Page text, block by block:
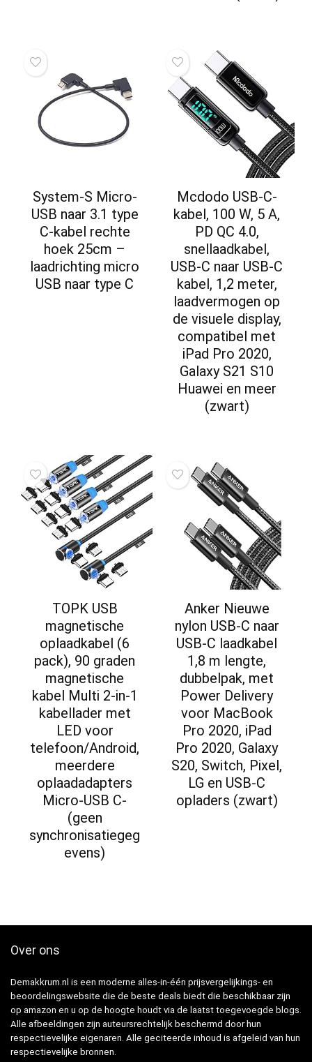
System-S Micro-
USB naar 3.1 type
C-kabel rechte
hoek 25cm –
laadrichting micro
USB naar type C
Mcdodo USB-C-
kabel, 100 W, 5 A,
PD QC 4.0,
snellaadkabel,
USB-C naar USB-C
kabel, 1,2 meter,
laadvermogen op
de visuele display,
compatibel met
iPad Pro 2020,
Galaxy S21 S10
Huawei en meer
(zwart)
TOPK USB
magnetische
oplaadkabel (6
pack), 90 graden
magnetische
kabel Multi 2-in-1
kabellader met
LED voor
telefoon/Android,
meerdere
oplaadadapters
Micro-USB C-
(geen
synchronisatiegeg
evens)
Anker Nieuwe
nylon USB-C naar
USB-C laadkabel
1,8 m lengte,
dubbelpak, met
Power Delivery
voor MacBook
Pro 2020, iPad
Pro 2020, Galaxy
S20, Switch, Pixel,
LG en USB-C
opladers (zwart)
Over ons
Demakkrum.nl is een moderne alles-in-één prijsvergelijkings- en
beoordelingswebsite die de beste deals biedt die beschikbaar zijn
op amazon en u op de hoogte houdt via de laatst toegevoegde blogs.
Alle afbeeldingen zijn auteursrechtelijk beschermd door hun
respectievelijke eigenaren. Alle geciteerde inhoud is afgeleid van hun
respectievelijke bronnen.